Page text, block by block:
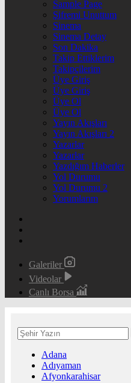
Sample Page
Şifremi Unuttum
Sinema
Sinema Detay
Son Dakika
Takip Ettiklerim
Takipçilerim
Üye Giriş
Üye Giriş
Üye Ol
Üye Ol
Yayın Akışları
Yayın Akışları 2
Yazarlar
Yazarlar
Yazdığım Haberler
Yol Durumu
Yol Durumu 2
Yorumlarım
Galeriler
Videolar
Canlı Borsa
Adana
Adıyaman
Afyonkarahisar